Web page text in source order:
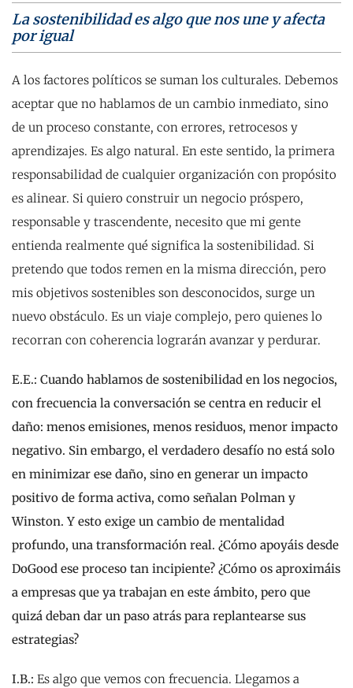
La sostenibilidad es algo que nos une y afecta
por igual
A los factores políticos se suman los culturales. Debemos
aceptar que no hablamos de un cambio inmediato, sino
de un proceso constante, con errores, retrocesos y
aprendizajes. Es algo natural. En este sentido, la primera
responsabilidad de cualquier organización con propósito
es alinear. Si quiero construir un negocio próspero,
responsable y trascendente, necesito que mi gente
entienda realmente qué significa la sostenibilidad. Si
pretendo que todos remen en la misma dirección, pero
mis objetivos sostenibles son desconocidos, surge un
nuevo obstáculo. Es un viaje complejo, pero quienes lo
recorran con coherencia lograrán avanzar y perdurar.
E.E.: Cuando hablamos de sostenibilidad en los negocios,
con frecuencia la conversación se centra en reducir el
daño: menos emisiones, menos residuos, menor impacto
negativo. Sin embargo, el verdadero desafío no está solo
en minimizar ese daño, sino en generar un impacto
positivo de forma activa, como señalan Polman y
Winston. Y esto exige un cambio de mentalidad
profundo, una transformación real. ¿Cómo apoyáis desde
DoGood ese proceso tan incipiente? ¿Cómo os aproximáis
a empresas que ya trabajan en este ámbito, pero que
quizá deban dar un paso atrás para replantearse sus
estrategias?
I.B.: Es algo que vemos con frecuencia. Llegamos a